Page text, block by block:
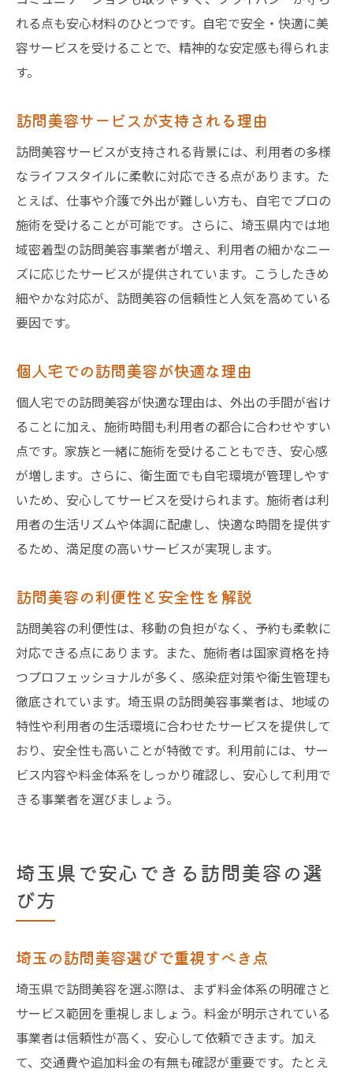
れる点も安心材料のひとつです。自宅で安全・快適に美
容サービスを受けることで、精神的な安定感も得られま
す。
訪問美容サービスが支持される理由
訪問美容サービスが支持される背景には、利用者の多様
なライフスタイルに柔軟に対応できる点があります。た
とえば、仕事や介護で外出が難しい方も、自宅でプロの
施術を受けることが可能です。さらに、埼玉県内では地
域密着型の訪問美容事業者が増え、利用者の細かなニー
ズに応じたサービスが提供されています。こうしたきめ
細やかな対応が、訪問美容の信頼性と人気を高めている
要因です。
個人宅での訪問美容が快適な理由
個人宅での訪問美容が快適な理由は、外出の手間が省け
ることに加え、施術時間も利用者の都合に合わせやすい
点です。家族と一緒に施術を受けることもでき、安心感
が増します。さらに、衛生面でも自宅環境が管理しやす
いため、安心してサービスを受けられます。施術者は利
用者の生活リズムや体調に配慮し、快適な時間を提供す
るため、満足度の高いサービスが実現します。
訪問美容の利便性と安全性を解説
訪問美容の利便性は、移動の負担がなく、予約も柔軟に
対応できる点にあります。また、施術者は国家資格を持
つプロフェッショナルが多く、感染症対策や衛生管理も
徹底されています。埼玉県の訪問美容事業者は、地域の
特性や利用者の生活環境に合わせたサービスを提供して
おり、安全性も高いことが特徴です。利用前には、サー
ビス内容や料金体系をしっかり確認し、安心して利用で
きる事業者を選びましょう。
埼玉県で安心できる訪問美容の選
び方
埼玉の訪問美容選びで重視すべき点
埼玉県で訪問美容を選ぶ際は、まず料金体系の明確さと
サービス範囲を重視しましょう。料金が明示されている
事業者は信頼性が高く、安心して依頼できます。加え
て、交通費や追加料金の有無も確認が重要です。たとえ